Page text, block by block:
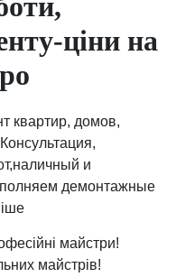
ціни на
квартир, домов,
и
демонтажные
майстри!
майстрів!